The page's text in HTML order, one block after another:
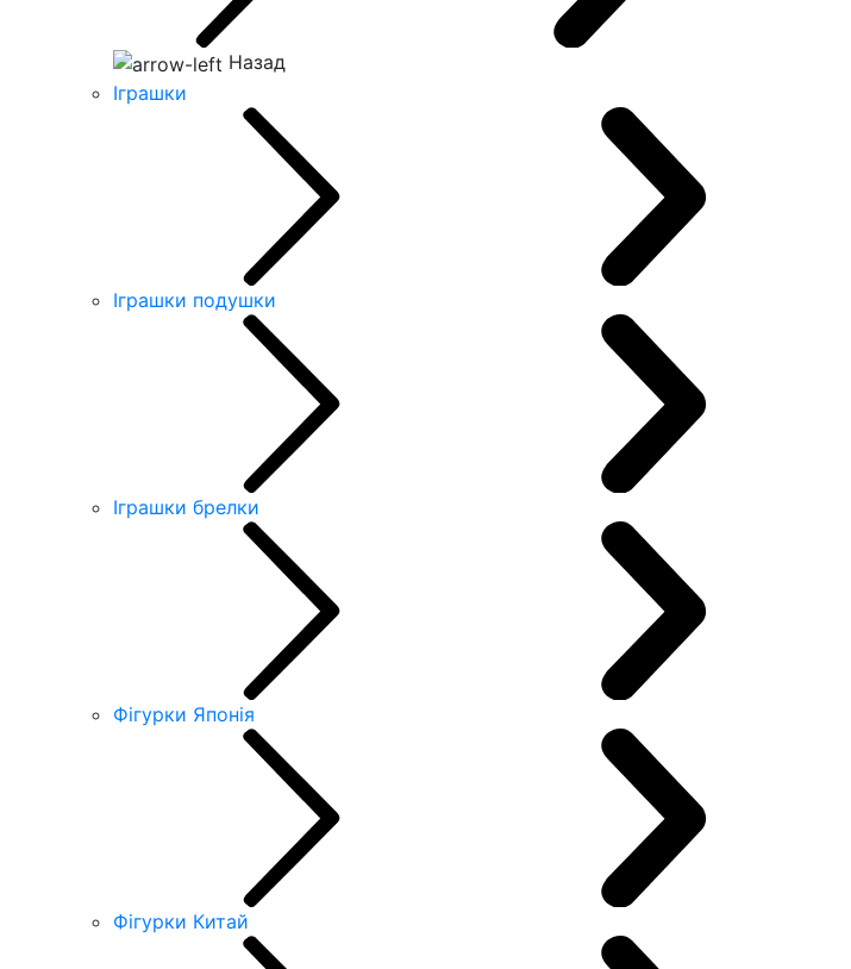
Назад
Іграшки
Іграшки подушки
Іграшки брелки
Фігурки Японія
Фігурки Китай